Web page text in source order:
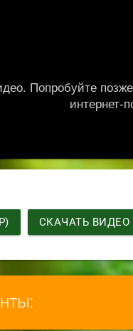
СКАЧАТЬ ВИДЕО